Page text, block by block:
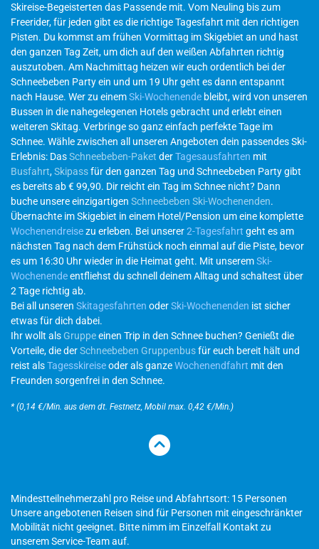
Skireise-Begeisterten das Passende mit. Vom Neuling bis zum
Freerider, für jeden gibt es die richtige Tagesfahrt mit den richtigen
Pisten. Du kommst am frühen Vormittag im Skigebiet an und hast
den ganzen Tag Zeit, um dich auf den weißen Abfahrten richtig
auszutoben. Am Nachmittag heizen wir euch ordentlich bei der
Schneebeben Party ein und um 19 Uhr geht es dann entspannt
nach Hause. Wer zu einemSki-Wochenende bleibt, wird von unseren
Bussen in die nahegelegenen Hotels gebracht und erlebt einen
weiteren Skitag. Verbringe so ganz einfach perfekte Tage im
Schnee. Wähle zwischen all unseren Angeboten dein passendes Ski-
Erlebnis: DasSchneebeben-Paket derTagesausfahrten mit
Busfahrt,Skipassfür den ganzen Tag und Schneebeben Party gibt
es bereits ab € 99,90. Dir reicht ein Tag im Schnee nicht? Dann
buche unsere einzigartigen Schneebeben Ski-Wochenenden.
Übernachte im Skigebiet in einem Hotel/Pension um eine komplette
Wochenendreisezu erleben. Bei unserer2-Tagesfahrt geht es am
nächsten Tag nach dem Frühstück noch einmal auf die Piste, bevor
es um 16:30 Uhr wieder in die Heimat geht. Mit unseremSki-
Wochenendeentfliehst du schnell deinem Alltag und schaltest über
2 Tage richtig ab.
Bei all unseren Skitagesfahrten oderSki-Wochenenden ist sicher
etwas für dich dabei.
Ihr wollt alsGruppeeinen Trip in den Schnee buchen? Genießt die
Vorteile, die derSchneebeben Gruppenbusfür euch bereit hält und
reist alsTagesskireiseoder als ganzeWochenendfahrt mit den
Freunden sorgenfrei in den Schnee.
* (0,14 €/Min. aus dem dt. Festnetz, Mobil max. 0,42 €/Min.)
Mindestteilnehmerzahl pro Reise und Abfahrtsort: 15 Personen
Unsere angebotenen Reisen sind für Personen mit eingeschränkter
Mobilität nicht geeignet. Bitte nimm im Einzelfall Kontakt zu
unserem Service-Team auf.